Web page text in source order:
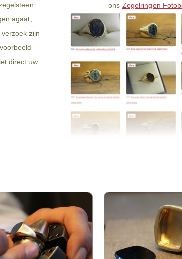
agaat,
zijn
direct uw
ons Zegelringen